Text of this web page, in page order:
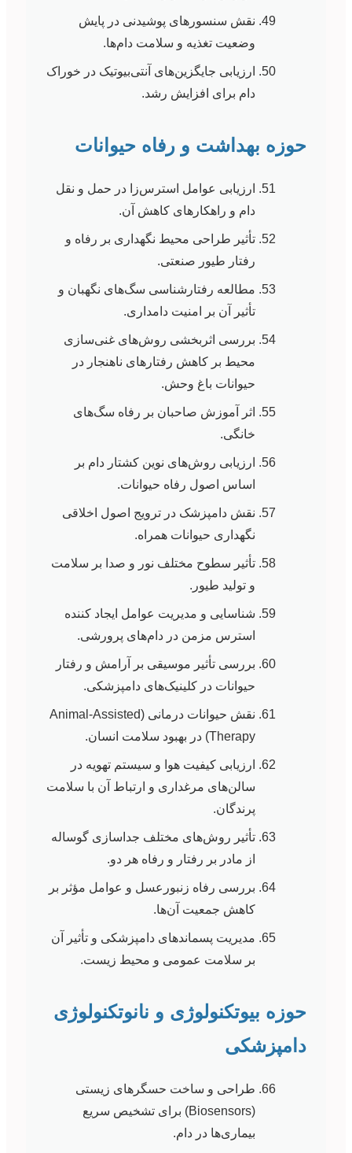
نقش سنسورهای پوشیدنی در پایش
وضعیت تغذیه و سلامت دام‌ها.
ارزیابی جایگزین‌های آنتی‌بیوتیک در خوراک
دام برای افزایش رشد.
حوزه بهداشت و رفاه حیوانات
ارزیابی عوامل استرس‌زا در حمل و نقل
دام و راهکارهای کاهش آن.
تأثیر طراحی محیط نگهداری بر رفاه و
رفتار طیور صنعتی.
مطالعه رفتارشناسی سگ‌های نگهبان و
تأثیر آن بر امنیت دامداری.
بررسی اثربخشی روش‌های غنی‌سازی
محیط بر کاهش رفتارهای ناهنجار در
حیوانات باغ وحش.
اثر آموزش صاحبان بر رفاه سگ‌های
خانگی.
ارزیابی روش‌های نوین کشتار دام بر
اساس اصول رفاه حیوانات.
نقش دامپزشک در ترویج اصول اخلاقی
نگهداری حیوانات همراه.
تأثیر سطوح مختلف نور و صدا بر سلامت
و تولید طیور.
شناسایی و مدیریت عوامل ایجاد کننده
استرس مزمن در دام‌های پرورشی.
بررسی تأثیر موسیقی بر آرامش و رفتار
حیوانات در کلینیک‌های دامپزشکی.
نقش حیوانات درمانی (Animal-Assisted
Therapy) در بهبود سلامت انسان.
ارزیابی کیفیت هوا و سیستم تهویه در
سالن‌های مرغداری و ارتباط آن با سلامت
پرندگان.
تأثیر روش‌های مختلف جداسازی گوساله
از مادر بر رفتار و رفاه هر دو.
بررسی رفاه زنبورعسل و عوامل مؤثر بر
کاهش جمعیت آن‌ها.
مدیریت پسماندهای دامپزشکی و تأثیر آن
بر سلامت عمومی و محیط زیست.
حوزه بیوتکنولوژی و نانوتکنولوژی
دامپزشکی
طراحی و ساخت حسگرهای زیستی
(Biosensors) برای تشخیص سریع
بیماری‌ها در دام.